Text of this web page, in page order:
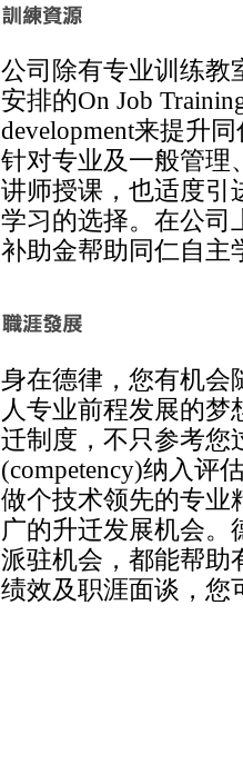
公司除有专业训练教
安排的On Job
development来提升
针对专业及一般管理
讲师授课，也适度引
学习的选择。在公司
补助金帮助同仁自主
身在德律，您有机会
人专业前程发展的
迁制度，不只参考您
(competency)纳入评
做个技术领先的专业
广的升迁发展机会。
派驻机会，都能帮助
绩效及职涯面谈，您